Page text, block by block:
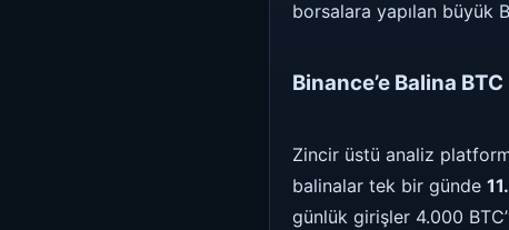
borsalara yapılan büyük
Binance’e Balina
Zincir üstü analiz
balinalar tek bir günde
günlük girişler 4.000